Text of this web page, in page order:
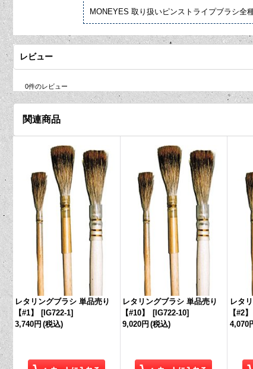
MONEYES 取り扱いピンストライプブラシ全
レビュー
0件のレビュー
関連商品
レタリングブラシ 単品売り
【#1】
[IG722-1]
3,740円 (税込)
レタリングブラシ 単品売り
【#10】
[IG722-10]
9,020円 (税込)
レタ
【#2】
4,070